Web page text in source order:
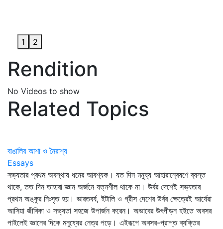
1 2
Rendition
No Videos to show
Related Topics
বাঙালির আশা ও নৈরাশ্য
Essays
সভ্যতার প্রথম অবস্থায় ধনের আবশ্যক। যত দিন মনুষ্য আহারান্বেষণে ব্যস্ত
থাকে, তত দিন তাহারা জ্ঞান অর্জনে যত্নশীল থাকে না। উর্বর দেশেই সভ্যতার
প্রথম অঙ্কুর নিঃসৃত হয়। ভারতবর্ষ, ইটালি ও গ্রীস দেশের উর্বর ক্ষেত্রেই আর্যেরা
আসিয়া জীবিকা ও সভ্যতা সহজে উপার্জন করেন। অভাবের উৎপীড়ন হইতে অবসর
পাইলেই জ্ঞানের দিকে মনুষ্যের নেত্র পড়ে। এইরূপে অবসর-প্রাপ্ত ব্যক্তির